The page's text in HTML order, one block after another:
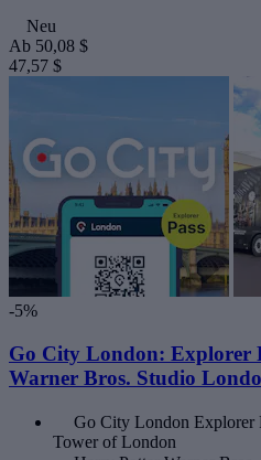
Neu
Ab 50,08 $
47,57 $
-5%
Go City London: Explorer
Warner Bros. Studio
Go City London Explorer
Tower of London